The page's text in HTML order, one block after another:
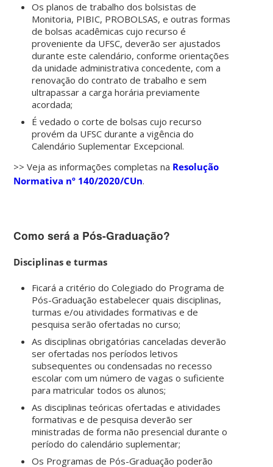
Os planos de trabalho dos bolsistas de
Monitoria, PIBIC, PROBOLSAS, e outras formas
de bolsas acadêmicas cujo recurso é
proveniente da UFSC, deverão ser ajustados
durante este calendário, conforme orientações
da unidade administrativa concedente, com a
renovação do contrato de trabalho e sem
ultrapassar a carga horária previamente
acordada;
É vedado o corte de bolsas cujo recurso
provém da UFSC durante a vigência do
Calendário Suplementar Excepcional.
>> Veja as informações completas na Resolução
Normativa nº 140/2020/CUn.
Como será a Pós-Graduação?
Disciplinas e turmas
Ficará a critério do Colegiado do Programa de
Pós-Graduação estabelecer quais disciplinas,
turmas e/ou atividades formativas e de
pesquisa serão ofertadas no curso;
As disciplinas obrigatórias canceladas deverão
ser ofertadas nos períodos letivos
subsequentes ou condensadas no recesso
escolar com um número de vagas o suficiente
para matricular todos os alunos;
As disciplinas teóricas ofertadas e atividades
formativas e de pesquisa deverão ser
ministradas de forma não presencial durante o
período do calendário suplementar;
Os Programas de Pós-Graduação poderão